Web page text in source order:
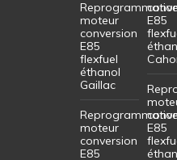
moteur
conversion
E85
flexfuel
éthanol
Gaillac
moteur
conversion
E85
E85
E85